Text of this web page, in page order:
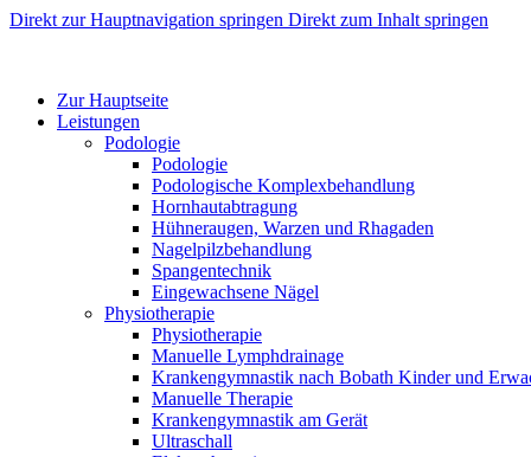
Direkt zur Hauptnavigation springen Direkt zum Inhalt springen
Zur Hauptseite
Leistungen
Podologie
Podologie
Podologische Komplexbehandlung
Hornhautabtragung
Hühneraugen, Warzen und Rhagaden
Nagelpilzbehandlung
Spangentechnik
Eingewachsene Nägel
Physiotherapie
Physiotherapie
Manuelle Lymphdrainage
Krankengymnastik nach Bobath Kinder und
Manuelle Therapie
Krankengymnastik am Gerät
Ultraschall